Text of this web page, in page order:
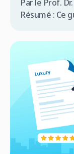
Par le Prof.
Résumé : Ce
consultation
000 $à 5
000$ CAD au
jours […]